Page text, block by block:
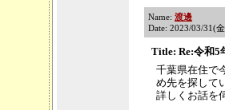
Name: 渡邊
Date: 2023/03/31(
Title: Re:令和5
千葉県在住で
め先を探して
詳しくお話を